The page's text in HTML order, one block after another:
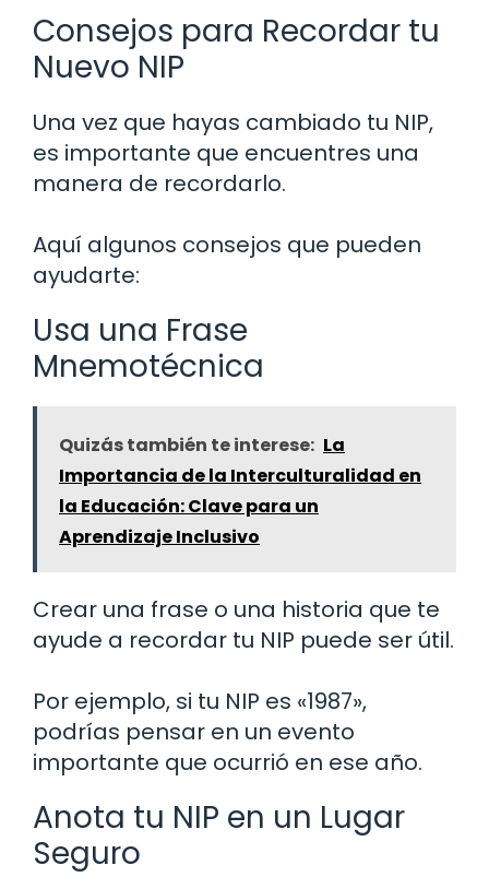
Consejos para Recordar tu
Nuevo NIP
Una vez que hayas cambiado tu NIP,
es importante que encuentres una
manera de recordarlo.
Aquí algunos consejos que pueden
ayudarte:
Usa una Frase
Mnemotécnica
Quizás también te interese: La
Importancia de la Interculturalidad en
la Educación: Clave para un
Aprendizaje Inclusivo
Crear una frase o una historia que te
ayude a recordar tu NIP puede ser útil.
Por ejemplo, si tu NIP es «1987»,
podrías pensar en un evento
importante que ocurrió en ese año.
Anota tu NIP en un Lugar
Seguro